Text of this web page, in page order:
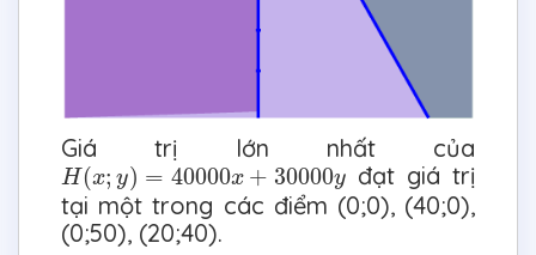
Giá trị lớn nhất của
H (x; y) = 40000x + 30000y
H(x;y)= 40000x+30000y
đạt giá trị
tại một trong các điểm (0;0), (40;0),
(0;50), (20;40).